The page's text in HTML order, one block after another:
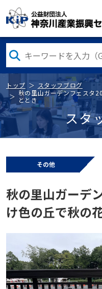
トップ
スタッフブログ
秋の里山ガーデンフェスタ
ととき
スタ
その他
秋の里山ガーデ
け色の丘で秋の